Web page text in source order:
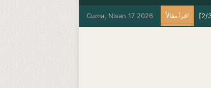
Cuma, Nisan 17 2026 اقرأ مقالاً